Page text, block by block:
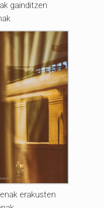
gainditzen
erakusten